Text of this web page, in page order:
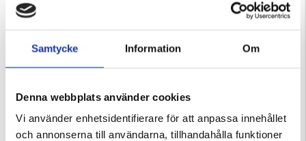
Samtycke Information Om
Denna webbplats använder cookies
Vi använder enhetsidentifierare för att anpassa innehållet
och annonserna till användarna, tillhandahålla funktioner
räddningsteam att lokalisera personer vid nödsituationer som
Den har även vattentäta dragkedjor, tejpade sömmar, en
vattenpelare på 20 000 mm och en andningsförmåga på 30 000
Upplev jackans praktiska funktioner med två bröstfickor, två
sidofickor och en dedikerad skidkortsficka på vänster ärm.